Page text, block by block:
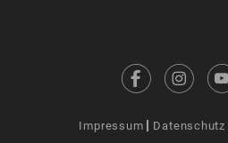
Impressum Datenschutz